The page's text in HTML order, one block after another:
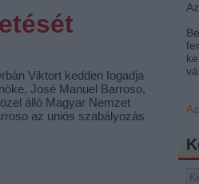
Viktort kedden fogadja
José Manuel Barroso,
álló Magyar Nemzet
az uniós szabályozás